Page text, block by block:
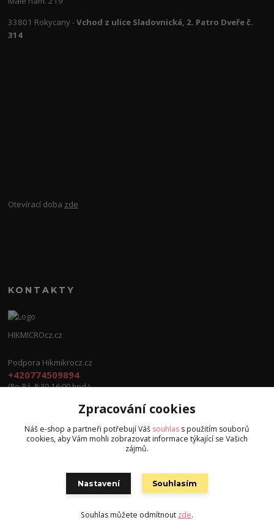
33801 Rokycany -Vchod z ulice Sladovnická, 2. Patro Dveře č.
314
Otevírací doba zde
KONTAKTY
HIKMICROcz.cz
Podpora Hikmikrocz.cz
+420774509894
(Po-Pá, 8:30-16:00 hod.)
info@hikmicrocz.cz
Zpracování cookies
Náš e-shop a partneři potřebují Váš souhlas s použitím souborů
cookies, aby Vám mohli zobrazovat informace týkající se Vašich
zájmů.
Nastavení Souhlasím
Souhlas můžete odmítnout zde.